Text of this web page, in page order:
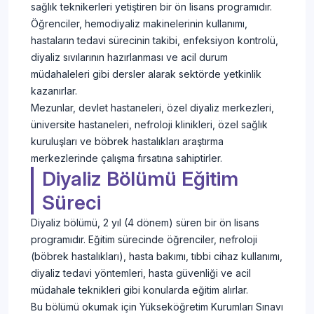
sağlık teknikerleri yetiştiren bir ön lisans programıdır.
Öğrenciler, hemodiyaliz makinelerinin kullanımı,
hastaların tedavi sürecinin takibi, enfeksiyon kontrolü,
diyaliz sıvılarının hazırlanması ve acil durum
müdahaleleri gibi dersler alarak sektörde yetkinlik
kazanırlar.
Mezunlar, devlet hastaneleri, özel diyaliz merkezleri,
üniversite hastaneleri, nefroloji klinikleri, özel sağlık
kuruluşları ve böbrek hastalıkları araştırma
merkezlerinde çalışma fırsatına sahiptirler.
Diyaliz Bölümü Eğitim
Süreci
Diyaliz bölümü, 2 yıl (4 dönem) süren bir ön lisans
programıdır. Eğitim sürecinde öğrenciler, nefroloji
(böbrek hastalıkları), hasta bakımı, tıbbi cihaz kullanımı,
diyaliz tedavi yöntemleri, hasta güvenliği ve acil
müdahale teknikleri gibi konularda eğitim alırlar.
Bu bölümü okumak için Yükseköğretim Kurumları Sınavı